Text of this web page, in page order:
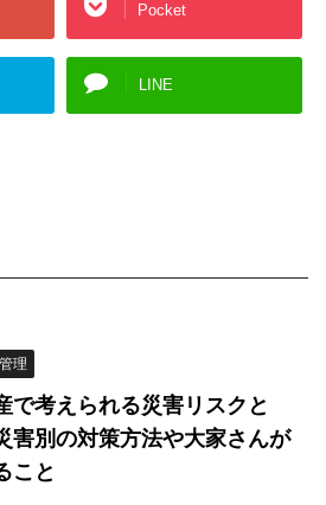
Pocket
LINE
理
で考えられる災害リスクと
害別の対策方法や大家さんが
こと